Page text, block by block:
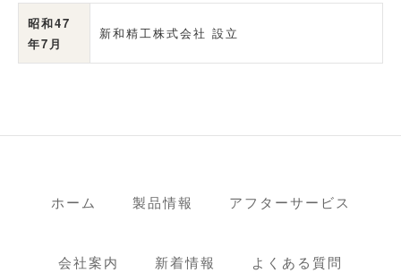
昭和47
年7月
新和精工株式会社 設立
ホーム 製品情報 アフターサービス
会社案内 新着情報 よくある質問